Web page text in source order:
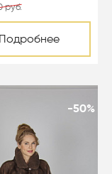
руб.
Подробнее
-50%